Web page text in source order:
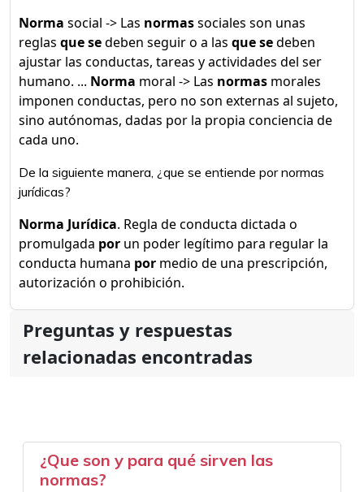
Norma social -> Las normassociales son unas
reglas que sedeben seguir o a las que sedeben
ajustar las conductas, tareas y actividades del ser
humano. ... Norma moral -> Las normas morales
imponen conductas, pero no son externas al sujeto,
sino autónomas, dadas por la propia conciencia de
cada uno.
De la siguiente manera, ¿que se entiende por normas
jurídicas?
Norma Jurídica. Regla de conducta dictada o
promulgada por un poder legítimo para regular la
conducta humana por medio de una prescripción,
autorización o prohibición.
Preguntas y respuestas
relacionadas encontradas
¿Que son y para qué sirven las
normas?